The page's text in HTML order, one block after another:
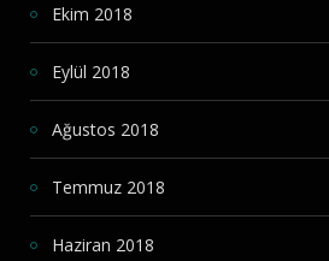
Ekim 2018
Eylül 2018
Ağustos 2018
Temmuz 2018
Haziran 2018